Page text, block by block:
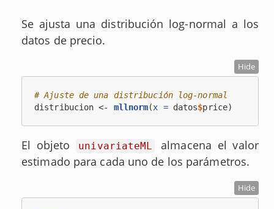
Se ajusta una distribución log-normal a los
datos de precio.
Hide
# Ajuste de una distribución log-normal
distribucion <-
mllnorm(x = datos$price)
El objeto univariateML
almacena el valor
estimado para cada uno de los parámetros.
Hide